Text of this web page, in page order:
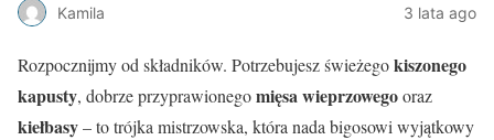
Kamila 3 lata ago
Rozpocznijmy od składników. Potrzebujesz świeżegokiszonego
kapusty, dobrze przyprawionegomięsa wieprzowegooraz
kiełbasy– to trójka mistrzowska, która nada bigosowi wyjątkowy